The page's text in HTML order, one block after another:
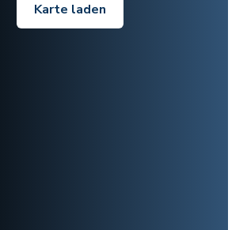
Karte laden